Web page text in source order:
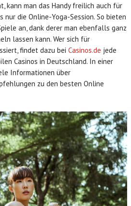
kann man das Handy freilich auch für
nur die Online-Yoga-Session. So bieten
an, dank derer man ebenfalls ganz
lassen kann. Wer sich für
findet dazu bei Casinos.de jede
Casinos in Deutschland. In einer
Informationen über
zu den besten Online